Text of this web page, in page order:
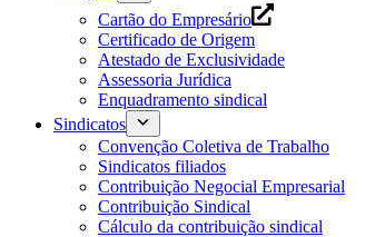
Cartão do Empresário
Certificado de Origem
Atestado de Exclusividade
Assessoria Jurídica
Enquadramento sindical
Sindicatos
Convenção Coletiva de Trabalho
Sindicatos filiados
Contribuição Negocial Empresarial
Contribuição Sindical
Cálculo da contribuição sindical